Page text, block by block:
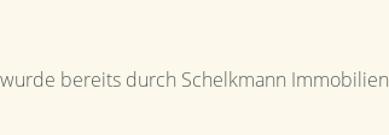
bereits durch Schelkmann Immobilien